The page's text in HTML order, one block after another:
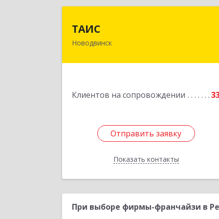
ТАИС
Новодвинск
Клиентов на сопровождении
Отправить заявку
Показать контакты
Отправить заявку
Назад
При выборе фирмы-франчайзи в